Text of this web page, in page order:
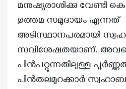
മനുഷ്യരാശിക്കു വേണ്ടി
ഉത്തമ സമുദായം എന്നത്
അടിസ്ഥാനപരമായി
സവിശേഷതയാണ്.
പിൻപറ്റുന്നതിലുള്ള
പിൻതലമുറക്കാർ